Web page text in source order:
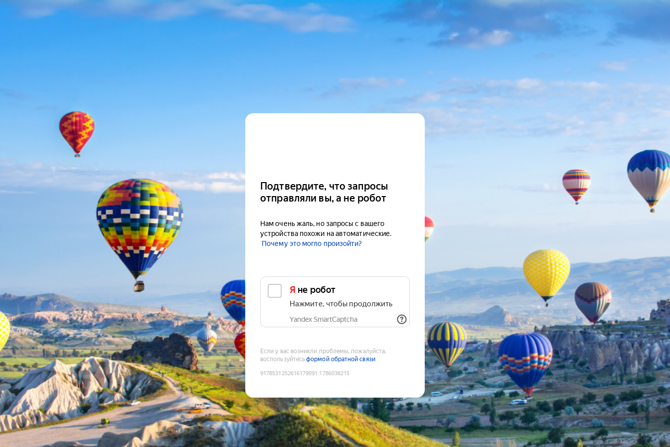
Подтвердите, что запросы
отправляли вы, а не робот
Нам очень жаль, но запросы с вашего
устройства похожи на автоматические.
Почему это могло произойти?
Я не робот
Нажмите, чтобы продолжить
Yandex SmartCaptcha
Если у вас возникли проблемы, пожалуйста,
воспользуйтесьформой обратной связи
9178531252616179091 :1786038215